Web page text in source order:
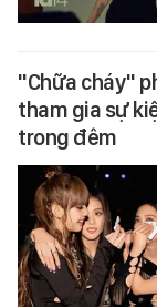
"Chữa cháy"
tham gia sự
trong đêm